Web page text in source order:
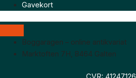
Gavekort
Boggaragen – online antikvariat
Marktoften 7H, 8464 Galten